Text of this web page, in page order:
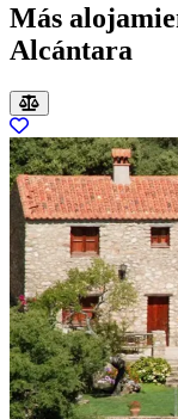
Más
Alcántara